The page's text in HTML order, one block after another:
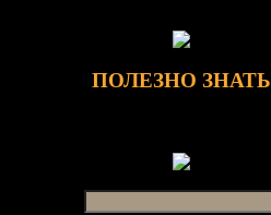
ПОЛЕЗНО ЗНАТЬ